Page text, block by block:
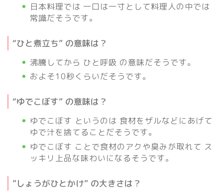
日本料理では 一口は一寸として料理人の中では
常識だそうです。
“ひと煮立ち” の意味は？
沸騰してから ひと呼吸 の意味だそうです。
およそ10秒くらいだそうです。
“ゆでこぼす” の意味は？
ゆでこぼす というのは 食材をザルなどにあげて
ゆで汁を捨てることだそうです。
ゆでこぼす ことで食材のアクや臭みが取れて ス
ッキリ上品な味わいになるそうです。
”しょうがひとかけ” の大きさは？